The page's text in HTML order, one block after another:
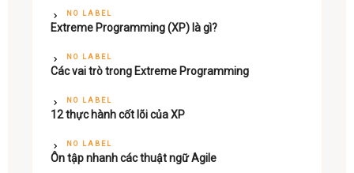
NO LABEL
Extreme Programming (XP) là gì?
NO LABEL
Các vai trò trong Extreme Programming
NO LABEL
12 thực hành cốt lõi của XP
NO LABEL
Ôn tập nhanh các thuật ngữ Agile